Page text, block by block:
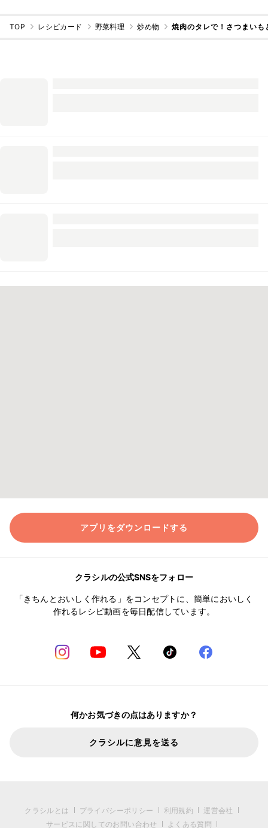
TOP レシピカード 野菜料理 炒め物 焼肉のタレで！さつまい
アプリをダウンロードする
クラシルの公式SNSをフォロー
「きちんとおいしく作れる」をコンセプトに、簡単においしく
作れるレシピ動画を毎日配信しています。
何かお気づきの点はありますか？
クラシルに意見を送る
クラシルとは プライバシーポリシー 利用規約
運営会社
サービスに関してのお問い合わせ
よくある質問